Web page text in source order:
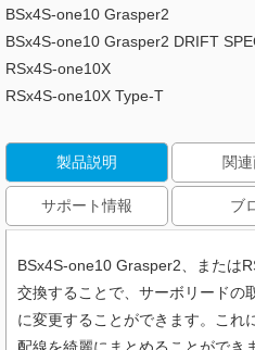
BSx4S-one10 Grasper2
BSx4S-one10 Grasper2 DRIFT
RSx4S-one10X
RSx4S-one10X Type-T
製品説明 関
サポート情報 ブ
BSx4S-one10 Grasper2、または
交換することで、サーボリードの
に変更することができます。これ